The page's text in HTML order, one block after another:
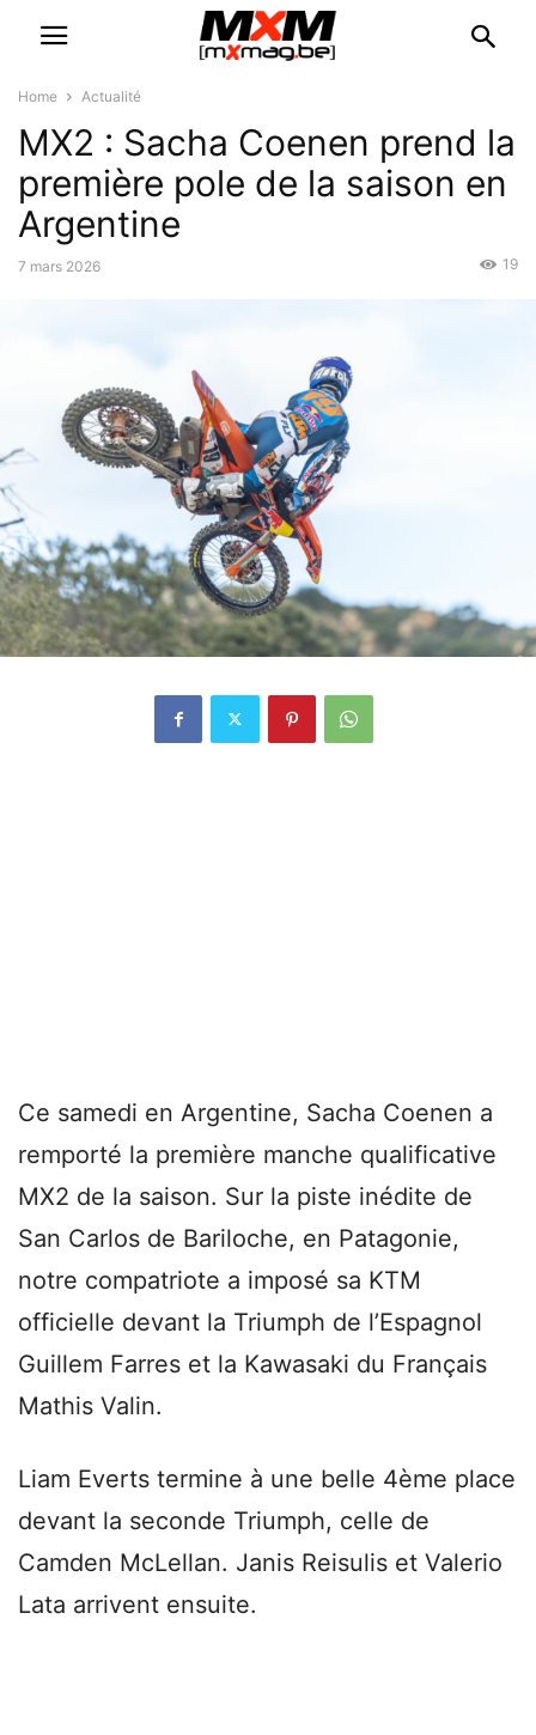
Home Actualité
MX2 : Sacha Coenen prend la
première pole de la saison en
Argentine
7 mars 2026 19
Ce samedi en Argentine, Sacha Coenen a
remporté la première manche qualificative
MX2 de la saison. Sur la piste inédite de
San Carlos de Bariloche, en Patagonie,
notre compatriote a imposé sa KTM
officielle devant la Triumph de l’Espagnol
Guillem Farres et la Kawasaki du Français
Mathis Valin.
Liam Everts termine à une belle 4ème place
devant la seconde Triumph, celle de
Camden McLellan. Janis Reisulis et Valerio
Lata arrivent ensuite.